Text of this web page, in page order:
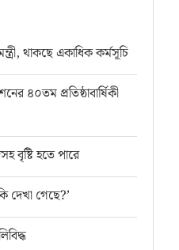
থাকছে একাধিক কর্মসূচি
৪০তম প্রতিষ্ঠাবার্ষিকী
বৃষ্টি হতে পারে
দেখা গেছে?’